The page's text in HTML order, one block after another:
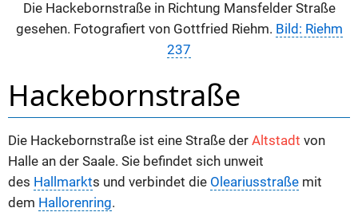
Die Hackebornstraße in Richtung Mansfelder Straße
gesehen. Fotografiert von Gottfried Riehm. Bild: Riehm
237
Hackebornstraße
Die Hackebornstraße ist eine Straße der Altstadt von
Halle an der Saale. Sie befindet sich unweit
des Hallmarkts und verbindet die Oleariusstraße mit
dem Hallorenring.